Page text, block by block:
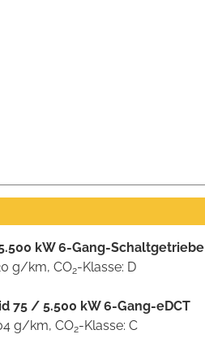
kW 6-Gang-Schaltgetriebe
g/km, CO2-Klasse: D
75 / 5.500 kW 6-Gang-eDCT
g/km, CO2-Klasse: C